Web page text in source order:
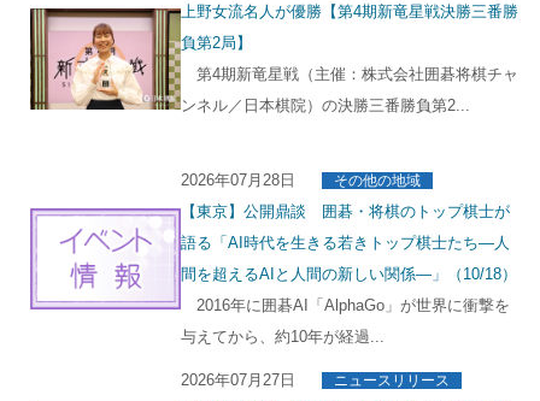
上野女流名人が優勝【第4期新竜星戦決勝三番勝
負第2局】
第4期新竜星戦（主催：株式会社囲碁将棋チャ
ンネル／日本棋院）の決勝三番勝負第2...
2026年07月28日 その他の地域
【東京】公開鼎談 囲碁・将棋のトップ棋士が
語る「AI時代を生きる若きトップ棋士たち―人
間を超えるAIと人間の新しい関係―」（10/18）
2016年に囲碁AI「AlphaGo」が世界に衝撃を
与えてから、約10年が経過...
2026年07月27日 ニュースリリース